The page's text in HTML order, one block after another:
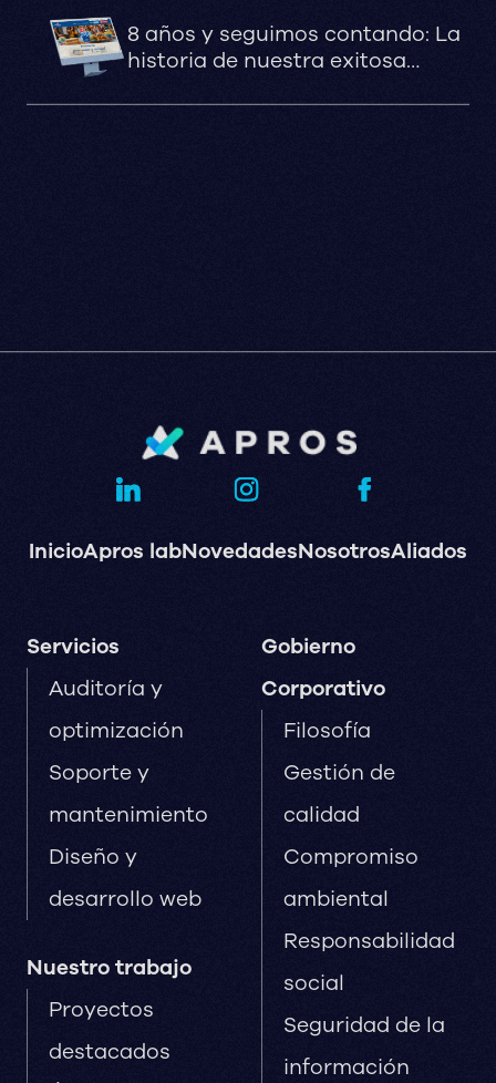
8 años y seguimos contando: La
historia de nuestra exitosa
Fernando
InicioApros labNovedadesNosotrosAliados
Servicios
Auditoría y
optimización
Soporte y
mantenimiento
Diseño y
desarrollo web
Nuestro trabajo
Proyectos
destacados
Gobierno
Corporativo
Filosofía
Gestión de
calidad
Compromiso
ambiental
Responsabilidad
social
Seguridad de la
información